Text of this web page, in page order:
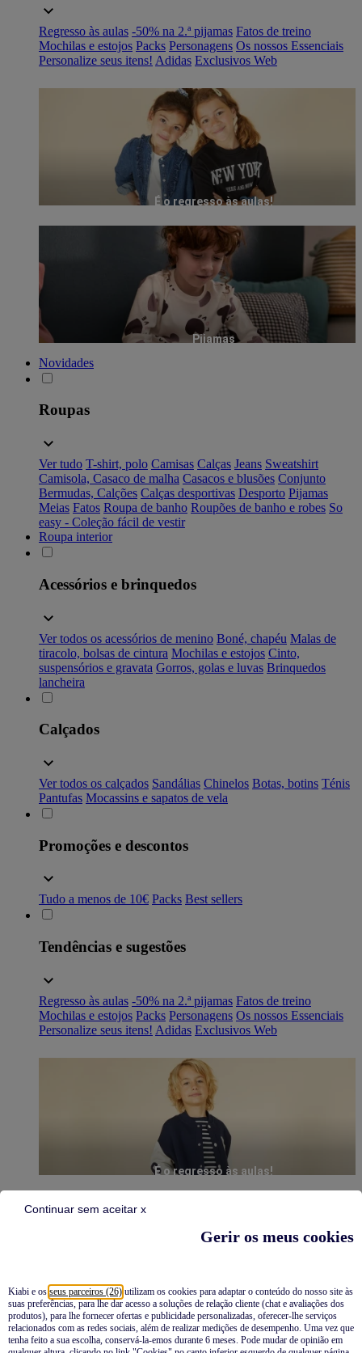
Gerir os meus cookies
Kiabi e os seus parceiros (26) utilizam os cookies para adaptar o conteúdo do nosso site às
suas preferências, para lhe dar acesso a soluções de relação cliente (chat e avaliações dos
produtos), para lhe fornecer ofertas e publicidade personalizadas, oferecer-lhe serviços
relacionados com as redes sociais, além de realizar medições de desempenho. Uma vez que
tenha feito a sua escolha, conservá-la-emos durante 6 meses. Pode mudar de opinião em
Continuar sem aceitar x
Regresso às aulas -50% na 2.ª pijamas Fatos de treino
Mochilas e estojos Packs Personagens Os nossos Essenciais
Personalize seus itens! Adidas Exclusivos Web
É o regresso às aulas!
Pijamas
Novidades
Roupas
Ver tudo T-shirt, polo Camisas Calças Jeans Sweatshirt
Camisola, Casaco de malha Casacos e blusões Conjunto
Bermudas, Calções Calças desportivas Desporto Pijamas
Meias Fatos Roupa de banho Roupões de banho e robes So
easy - Coleção fácil de vestir
Roupa interior
Acessórios e brinquedos
Ver todos os acessórios de menino Boné, chapéu Malas de
tiracolo, bolsas de cintura Mochilas e estojos Cinto,
suspensórios e gravata Gorros, golas e luvas Brinquedos
lancheira
Calçados
Ver todos os calçados Sandálias Chinelos Botas, botins Ténis
Pantufas Mocassins e sapatos de vela
Promoções e descontos
Tudo a menos de 10€ Packs Best sellers
Tendências e sugestões
Regresso às aulas -50% na 2.ª pijamas Fatos de treino
Mochilas e estojos Packs Personagens Os nossos Essenciais
Personalize seus itens! Adidas Exclusivos Web
É o regresso às aulas!
Pijamas
Novidades